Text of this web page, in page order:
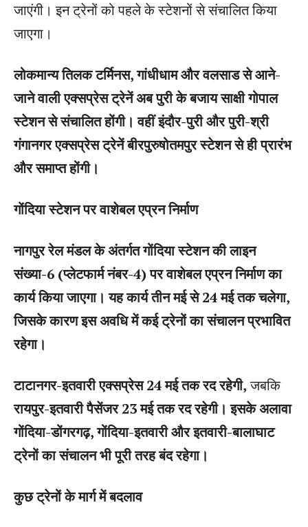
जाएंगी। इन ट्रेनों को पहले के स्टेशनों से संचालित किया
जाएगा।
लोकमान्य तिलक टर्मिनस, गांधीधाम और वलसाड से आने-
जाने वाली एक्सप्रेस ट्रेनें अब पुरी के बजाय साक्षी गोपाल
स्टेशन से संचालित होंगी। वहीं इंदौर-पुरी और पुरी-श्री
गंगानगर एक्सप्रेस ट्रेनें बीरपुरुषोतमपुर स्टेशन से ही प्रारंभ
और समाप्त होंगी।
गोंदिया स्टेशन पर वाशेबल एप्रन निर्माण
नागपुर रेल मंडल के अंतर्गत गोंदिया स्टेशन की लाइन
संख्या-6 (प्लेटफार्म नंबर-4) पर वाशेबल एप्रन निर्माण का
कार्य किया जाएगा। यह कार्य तीन मई से 24 मई तक चलेगा,
जिसके कारण इस अवधि में कई ट्रेनों का संचालन प्रभावित
रहेगा।
टाटानगर-इतवारी एक्सप्रेस 24 मई तक रद रहेगी,जबकि
रायपुर-इतवारी पैसेंजर 23 मई तक रद रहेगी। इसके अलावा
गोंदिया-डोंगरगढ़, गोंदिया-इतवारी और इतवारी-बालाघाट
ट्रेनों का संचालन भी पूरी तरह बंद रहेगा।
कुछ ट्रेनों के मार्ग में बदलाव